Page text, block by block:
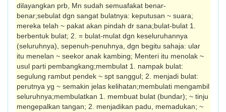
dilayangkan prb, Mn sudah semuafakat benar-
benar;sebulat dgn sangat bulatnya: keputusan ~ suara;
mereka telah ~ pakat akan pindah dr sana;bulat-bulat 1.
berbentuk bulat; 2. = bulat-mulat dgn keseluruhannya
(seluruhnya), sepenuh-penuhnya, dgn begitu sahaja: ular
itu menelan ~ seekor anak kambing; Menteri itu menolak ~
usul parti pembangkang;membulat 1. nampak bulat:
segulung rambut pendek ~ spt sanggul; 2. menjadi bulat:
perutnya yg ~ semakin jelas kelihatan;membulati mengambil
seluruhnya;membulatkan 1. membuat bulat (bundar); ~ tinju
mengepalkan tangan; 2. menjadikan padu, memadukan; ~